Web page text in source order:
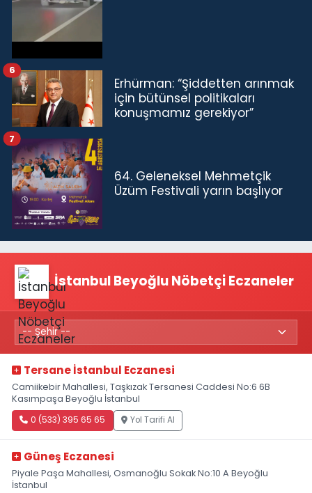
Erhürman: “Şiddetten arınmak
için bütünsel politikaları
konuşmamız gerekiyor”
6
64. Geleneksel Mehmetçik
Üzüm Festivali yarın başlıyor
7
İstanbul Beyoğlu Nöbetçi Eczaneler
Tersane İstanbul Eczanesi
Camiikebir Mahallesi, Taşkızak Tersanesi Caddesi No:6 6B
Kasımpaşa Beyoğlu İstanbul
0 (533) 395 65 65 Yol Tarifi Al
Güneş Eczanesi
Piyale Paşa Mahallesi, Osmanoğlu Sokak No:10 A Beyoğlu
İstanbul